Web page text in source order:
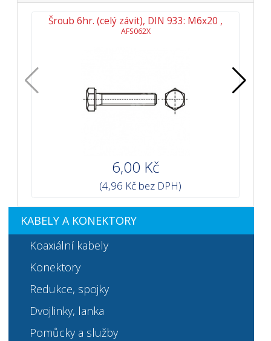
Šroub 6hr. (celý závit), DIN 933: M6x20 ,
AFS062X
6,00 Kč
(4,96 Kč bez DPH)
KABELY A KONEKTORY
Koaxiální kabely
Konektory
Redukce, spojky
Dvojlinky, lanka
Pomůcky a služby